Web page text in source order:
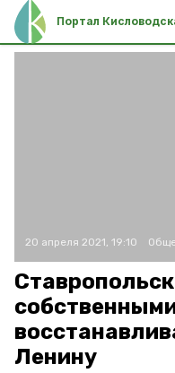
Портал
20 апреля 2021, 19:10
Ленину